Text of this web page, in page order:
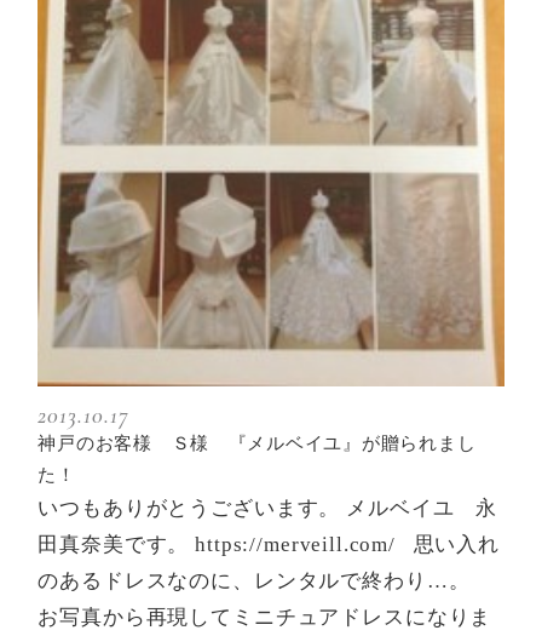
2013.10.17
神戸のお客様 Ｓ様 『メルベイユ』が贈られまし
た！
いつもありがとうございます。 メルベイユ 永
田真奈美です。 https://merveill.com/ 思い入れ
のあるドレスなのに、レンタルで終わり…。
お写真から再現してミニチュアドレスになりま